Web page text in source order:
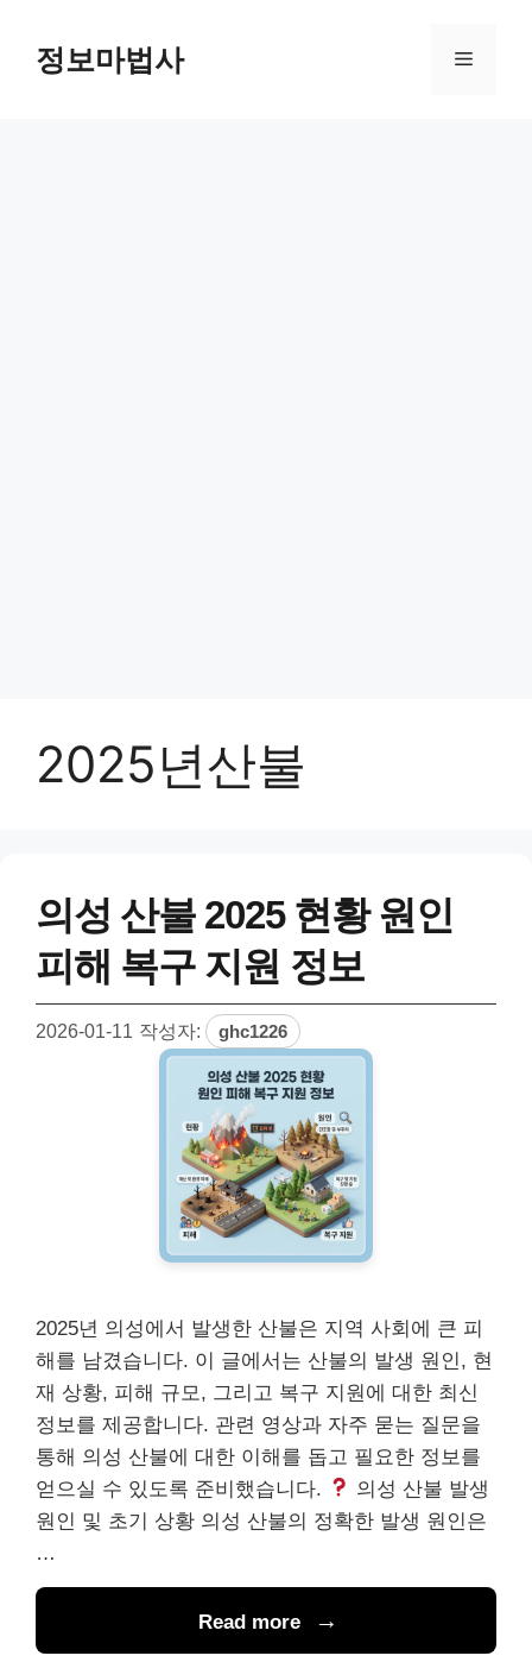
정보마법사 메
2025년산불
의성 산불 2025 현황 원인
피해 복구 지원 정보
2026-01-11 작성자: ghc1226
2025년 의성에서 발생한 산불은 지역 사회에 큰 피
해를 남겼습니다. 이 글에서는 산불의 발생 원인, 현
재 상황, 피해 규모, 그리고 복구 지원에 대한 최신
정보를 제공합니다. 관련 영상과 자주 묻는 질문을
통해 의성 산불에 대한 이해를 돕고 필요한 정보를
얻으실 수 있도록 준비했습니다.
의성 산불 발생
원인 및 초기 상황 의성 산불의 정확한 발생 원인은
…
Read more